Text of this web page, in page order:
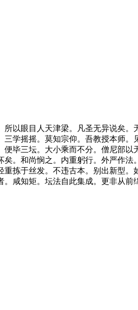
眼目人天津梁。凡圣无异说矣。
学摇摇。莫知宗仰。吾教授本师。
毕三坛。大小乘而不分。僧尼部以
。和尚悯之。内重躬行。外严作法
拣于丝发。不违古本。别出新型。
咸知矩。坛法自此集成。更非从前